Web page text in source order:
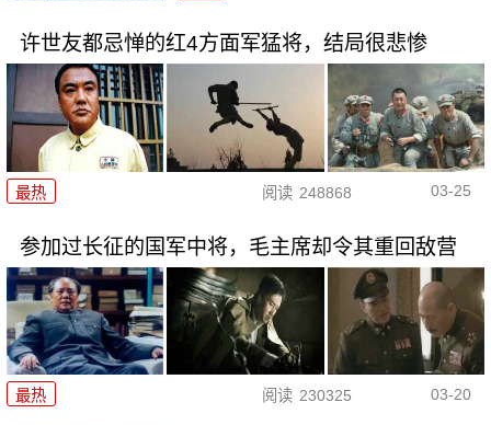
许世友都忌惮的红4方面军猛将，结局很悲惨
最热 阅读 248868 03-25
参加过长征的国军中将，毛主席却令其重回敌营
最热 阅读 230325 03-20